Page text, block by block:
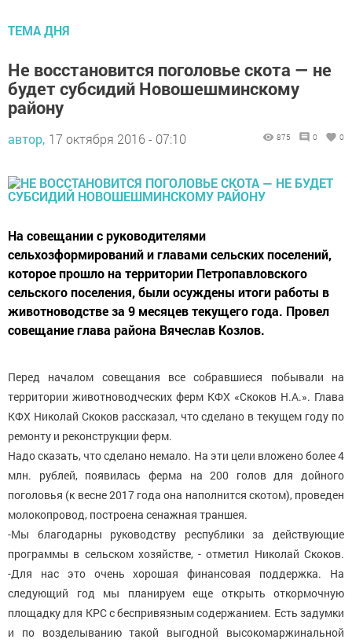
ТЕМА ДНЯ
Не восстановится поголовье скота — не
будет субсидий Новошешминскому
району
автор, 17 октября 2016 - 07:10 875 0 0
На совещании с руководителями
сельхозформирований и главами сельских поселений,
которое прошло на территории Петропавловского
сельского поселения, были осуждены итоги работы в
животноводстве за 9 месяцев текущего года. Провел
совещание глава района Вячеслав Козлов.
Перед началом совещания все собравшиеся побывали на
территории животноводческих ферм КФХ «Скоков Н.А.». Глава
КФХ Николай Скоков рассказал, что сделано в текущем году по
ремонту и реконструкции ферм.
Надо сказать, что сделано немало. На эти цели вложено более 4
млн. рублей, появилась ферма на 200 голов для дойного
поголовья (к весне 2017 года она наполнится скотом), проведен
молокопровод, построена сенажная траншея.
-Мы благодарны руководству республики за действующие
программы в сельском хозяйстве, - отметил Николай Скоков.
-Для нас это очень хорошая финансовая поддержка. На
следующий год мы планируем еще открыть откормочную
площадку для КРС с беспривязным содержанием. Есть задумки
и по возделыванию такой выгодной высокомаржинальной